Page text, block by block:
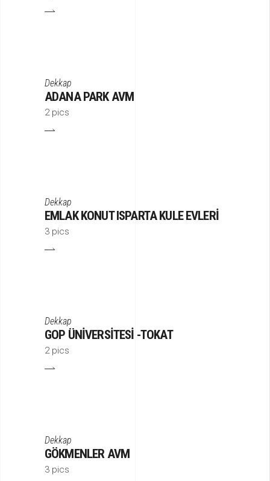
Dekkap
ADANA PARK AVM
2 pics
Dekkap
EMLAK KONUT ISPARTA KULE EVLERI
3 pics
Dekkap
GOP ÜNIVERSITESI -TOKAT
2 pics
Dekkap
GÖKMENLER AVM
3 pics